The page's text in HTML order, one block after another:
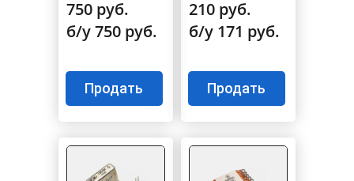
750 руб.
б/у 750 руб.
Продать
210 руб.
б/у 171 руб.
Продать